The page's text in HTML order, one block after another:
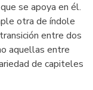
se apoya en él.
otra de índole
entre dos
aquellas entre
de capiteles